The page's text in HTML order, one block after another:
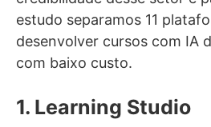
estudo separamos 11
desenvolver cursos com IA
com baixo custo.
1. Learning Studio